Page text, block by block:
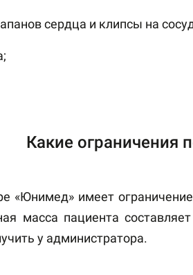
сердца и клипсы на
Какие ограничения
«Юнимед» имеет
масса пациента
у администратора.